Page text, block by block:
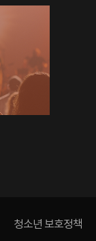
청소년 보호정책